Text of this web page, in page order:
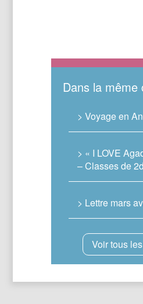
Dans la même
> Voyage en
> « I LOVE
– Classes de
> Lettre mars
Voir tous